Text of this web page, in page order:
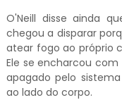
O'Neill disse ainda
chegou a disparar
atear fogo ao próprio
Ele se encharcou
apagado pelo
ao lado do corpo.